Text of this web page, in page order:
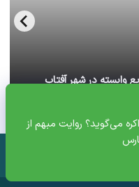
می‌گوید؟ روایت مبهم از
وابسته در شهر آفتاب